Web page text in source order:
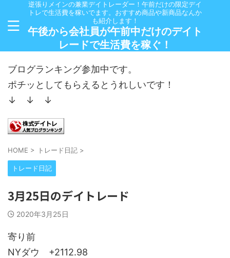
逆張りメインの兼業デイトレーダー！午前だけの限定デイ
トレで生活費を稼いでます。おすすめ商品や新商品なんか
も紹介します！
午後から会社員が午前中だけのデイト
レードで生活費を稼ぐ！
ブログランキング参加中です。
ポチッとしてもらえるとうれしいです！
↓ ↓ ↓
HOME > トレード日記 >
トレード日記
3月25日のデイトレード
2020年3月25日
寄り前
NYダウ +2112.98